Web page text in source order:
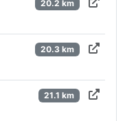
20.2 km
20.3 km
21.1 km